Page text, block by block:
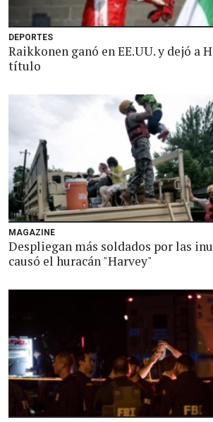
DEPORTES
Raikkonen ganó en EE.UU. y dejó a
título
MAGAZINE
Despliegan más soldados por las
causó el huracán "Harvey"